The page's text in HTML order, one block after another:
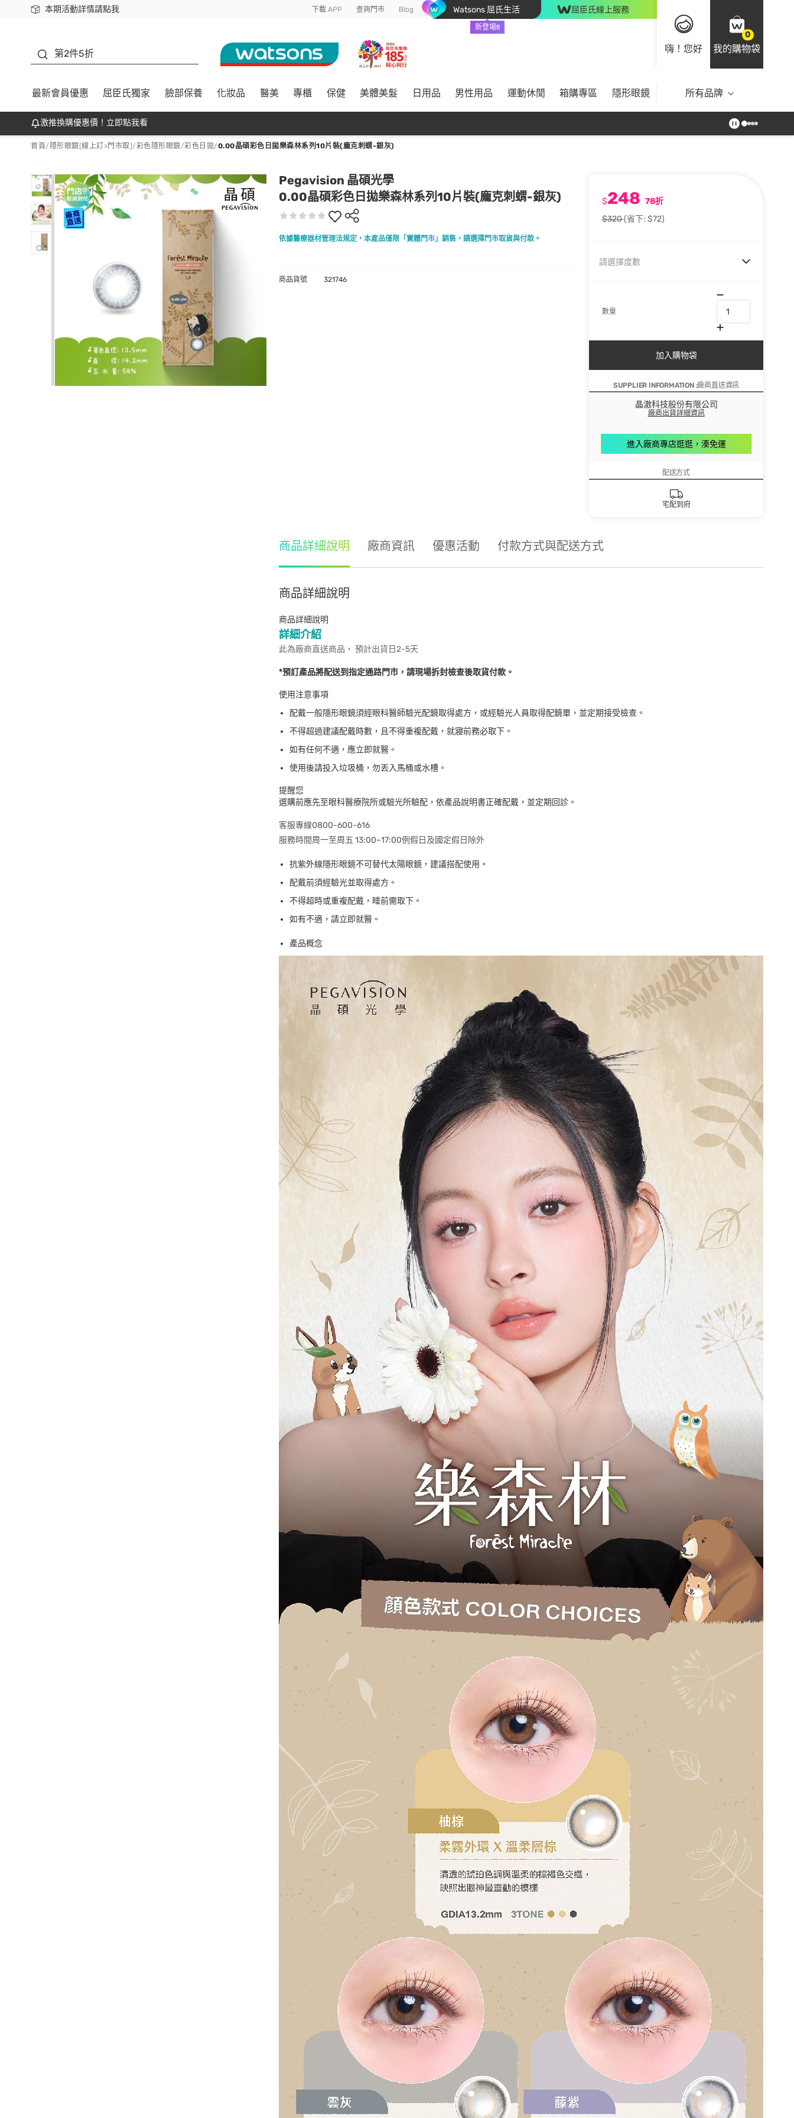
本期活動詳情請點我
下載app最高回饋$350 下載 APP 查詢門市 Blog Watsons 屈氏生活
新登場!!
屈臣氏線上服務
嗨！您好
0
我的購物袋
第2件5折
最新會員優惠 屈臣氏獨家 臉部保養 化妝品 醫美 專櫃 保健 美體美髮 日用品 男性用品 運動休閒 箱購專區 隱形眼鏡 所有品牌
激推換購優惠價！立即點我看
首頁/ 隱形眼鏡[線上訂>門市取]/彩色隱形眼鏡/彩色日拋/0.00晶碩彩色日拋樂森林系列10片裝(龐克刺蝟-銀灰)
Pegavision 晶碩光學
0.00晶碩彩色日拋樂森林系列10片裝(龐克刺蝟-銀灰)
依據醫療器材管理法規定，本產品僅限「實體門市」銷售，請選擇門市取貨與付款。
$248 78折
$320(省下: $72)
請選擇度數
數量
加入購物袋
SUPPLIER INFORMATION :廠商直送資訊
晶澈科技股份有限公司
廠商出貨詳細資訊
進入廠商專店逛逛，湊免運
配送方式
宅配到府
商品貨號 321746
商品詳細說明 廠商資訊 優惠活動 付款方式與配送方式
商品詳細說明
商品詳細說明
詳細介紹
此為廠商直送商品， 預計出貨日2-5天
*預訂產品將配送到指定通路門市，請現場拆封檢查後取貨付款。
使用注意事項
配戴一般隱形眼鏡須經眼科醫師驗光配鏡取得處方，或經驗光人員取得配鏡單，並定期接受檢查。
不得超過建議配戴時數，且不得重複配戴，就寢前務必取下。
如有任何不適，應立即就醫。
使用後請投入垃圾桶，勿丟入馬桶或水槽。
提醒您
選購前應先至眼科醫療院所或驗光所驗配，依產品說明書正確配戴，並定期回診。
客服專線0800-600-616
服務時間周一至周五 13:00~17:00例假日及國定假日除外
抗紫外線隱形眼鏡不可替代太陽眼鏡，建議搭配使用。
配戴前須經驗光並取得處方。
不得超時或重複配戴，睡前需取下。
如有不適，請立即就醫。
產品概念